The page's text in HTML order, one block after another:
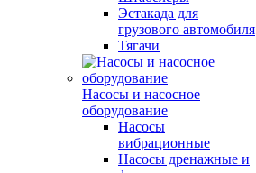
Эстакада для
грузового автомобиля
Тягачи
Насосы и насосное
оборудование
Насосы
вибрационные
Насосы дренажные и